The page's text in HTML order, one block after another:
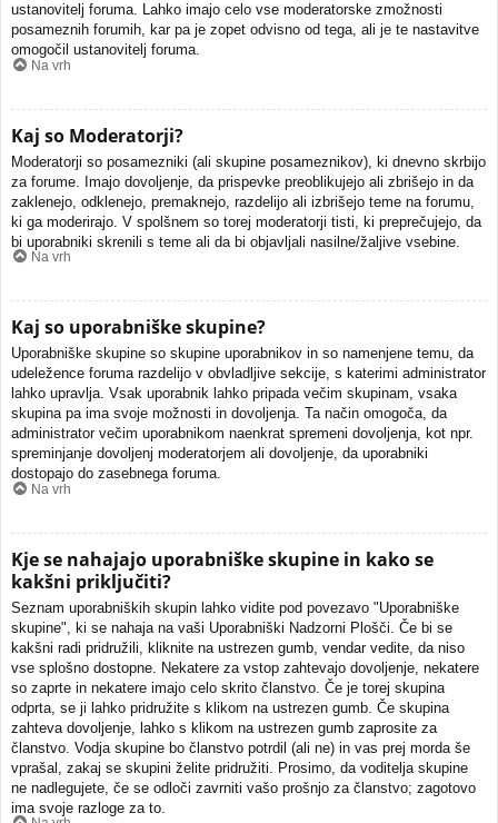
ustanovitelj foruma. Lahko imajo celo vse moderatorske zmožnosti
posameznih forumih, kar pa je zopet odvisno od tega, ali je te nastavitve
omogočil ustanovitelj foruma.
Na vrh
Kaj so Moderatorji?
Moderatorji so posamezniki (ali skupine posameznikov), ki dnevno skrbijo
za forume. Imajo dovoljenje, da prispevke preoblikujejo ali zbrišejo in da
zaklenejo, odklenejo, premaknejo, razdelijo ali izbrišejo teme na forumu,
ki ga moderirajo. V spolšnem so torej moderatorji tisti, ki preprečujejo, da
bi uporabniki skrenili s teme ali da bi objavljali nasilne/žaljive vsebine.
Na vrh
Kaj so uporabniške skupine?
Uporabniške skupine so skupine uporabnikov in so namenjene temu, da
udeležence foruma razdelijo v obvladljive sekcije, s katerimi administrator
lahko upravlja. Vsak uporabnik lahko pripada večim skupinam, vsaka
skupina pa ima svoje možnosti in dovoljenja. Ta način omogoča, da
administrator večim uporabnikom naenkrat spremeni dovoljenja, kot npr.
spreminjanje dovoljenj moderatorjem ali dovoljenje, da uporabniki
dostopajo do zasebnega foruma.
Na vrh
Kje se nahajajo uporabniške skupine in kako se
kakšni priključiti?
Seznam uporabniških skupin lahko vidite pod povezavo "Uporabniške
skupine", ki se nahaja na vaši Uporabniški Nadzorni Plošči. Če bi se
kakšni radi pridružili, kliknite na ustrezen gumb, vendar vedite, da niso
vse splošno dostopne. Nekatere za vstop zahtevajo dovoljenje, nekatere
so zaprte in nekatere imajo celo skrito članstvo. Če je torej skupina
odprta, se ji lahko pridružite s klikom na ustrezen gumb. Če skupina
zahteva dovoljenje, lahko s klikom na ustrezen gumb zaprosite za
članstvo. Vodja skupine bo članstvo potrdil (ali ne) in vas prej morda še
vprašal, zakaj se skupini želite pridružiti. Prosimo, da voditelja skupine
ne nadlegujete, če se odloči zavrniti vašo prošnjo za članstvo; zagotovo
ima svoje razloge za to.